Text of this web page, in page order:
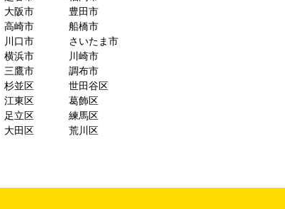
大阪市
豊田市
高崎市
船橋市
川口市
さいたま市
横浜市
川崎市
三鷹市
調布市
杉並区
世田谷区
江東区
葛飾区
足立区
練馬区
大田区
荒川区